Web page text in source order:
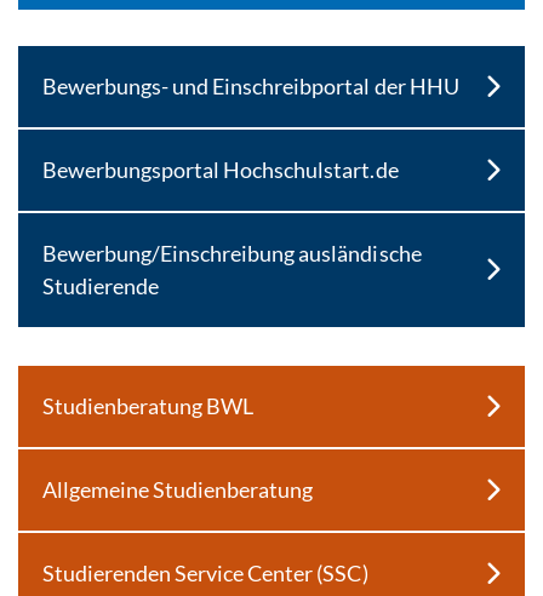
Bewerbungs- und Einschreibportal der HHU
Bewerbungsportal Hochschulstart.de
Bewerbung/Einschreibung ausländische
Studierende
Studienberatung BWL
Allgemeine Studienberatung
Studierenden Service Center (SSC)